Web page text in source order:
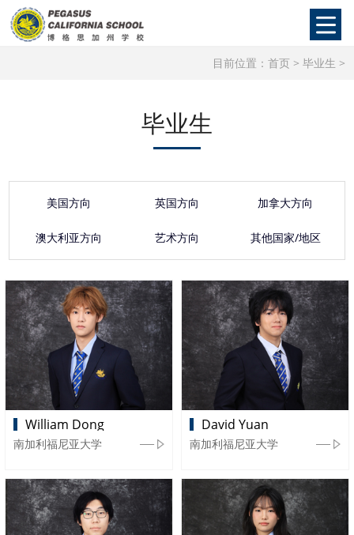
目前位置： 首页> 毕业生 >
毕业生
美国方向 英国方向 加拿大方向
澳大利亚方向 艺术方向 其他国家/地区
William Dong
南加利福尼亚大学
David Yuan
南加利福尼亚大学